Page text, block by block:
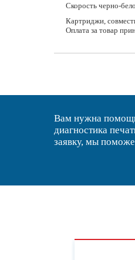
Скорость черно-
Картриджи,
Оплата за товар
Вам нужна
диагностика
заявку, мы